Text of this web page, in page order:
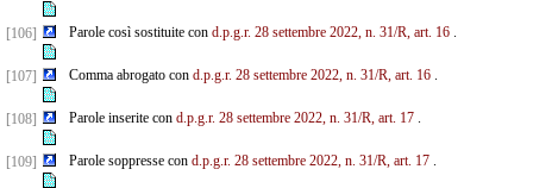
[106] Parole così sostituite con d.p.g.r. 28 settembre 2022, n. 31/R, art. 16.
[107] Comma abrogato con d.p.g.r. 28 settembre 2022, n. 31/R, art. 16.
[108] Parole inserite con d.p.g.r. 28 settembre 2022, n. 31/R, art. 17.
[109] Parole soppresse con d.p.g.r. 28 settembre 2022, n. 31/R, art. 17.